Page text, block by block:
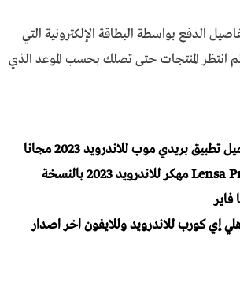
الدفع بواسطة البطاقة الإلكترونية التي
انتظر المنتجات حتى تصلك بحسب الموعد الذي
تحميل برنامج Lensa Pro مهكر للاندرويد 2023 بالنسخة
فاير
إي كورب للاندرويد وللايفون اخر اصدار